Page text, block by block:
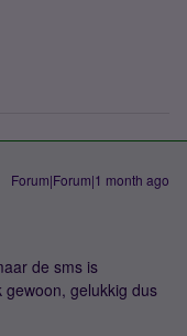
Forum|Forum|1 month ago
de sms is
gelukkig dus